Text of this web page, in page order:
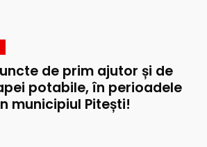
de prim ajutor și de
potabile, în perioadele
municipiul Pitești!